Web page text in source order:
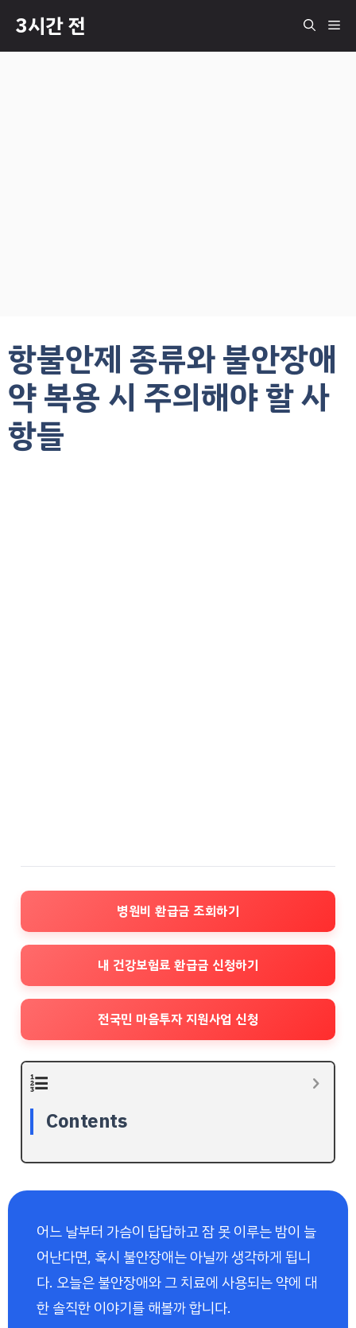
츠
3시간 전 메
항불안제 종류와 불안장애
약 복용 시 주의해야 할 사
항들
병원비 환급금 조회하기
내 건강보험료 환급금 신청하기
전국민 마음투자 지원사업 신청
Contents
어느 날부터 가슴이 답답하고 잠 못 이루는 밤이 늘
어난다면, 혹시 불안장애는 아닐까 생각하게 됩니
다. 오늘은 불안장애와 그 치료에 사용되는 약에 대
한 솔직한 이야기를 해볼까 합니다.